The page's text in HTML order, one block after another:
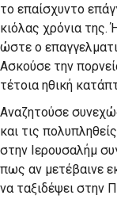
το επαίσχυντο
κιόλας χρόνια
ώστε ο
Ασκούσε την
τέτοια ηθική
Αναζητούσε
και τις
στην Ιερουσαλήμ
πως αν μετέβαινε
να ταξιδέψει στην